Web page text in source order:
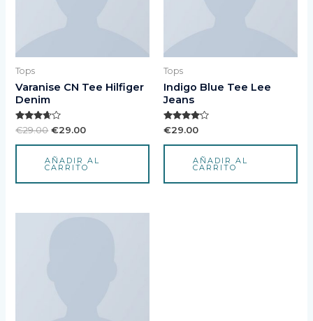
Tops
Varanise CN Tee Hilfiger
Denim
Valorado
3.50
€29.00 €29.00
AÑADIR AL
CARRITO
Tops
Indigo Blue Tee Lee
Jeans
Valorado
4.00
€29.00
AÑADIR AL
CARRITO